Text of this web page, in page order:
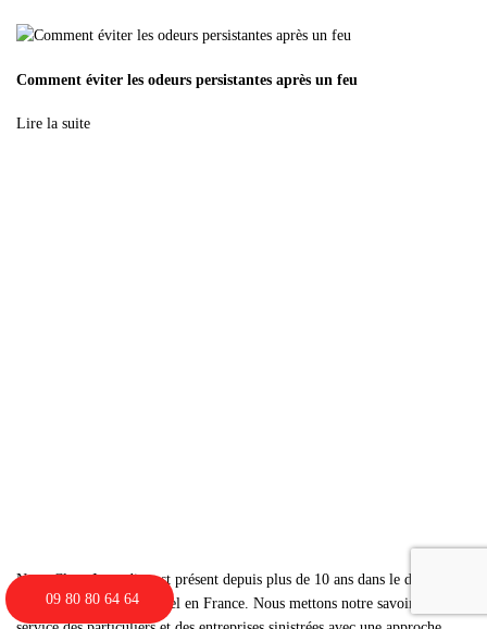
09 80 80 64 64
Comment éviter les odeurs persistantes après un feu
Lire la suite
Nova Clean Incendies est présent depuis plus de 10 ans dans le domaine
du nettoyage professionnel en France. Nous mettons notre savoir-faire au